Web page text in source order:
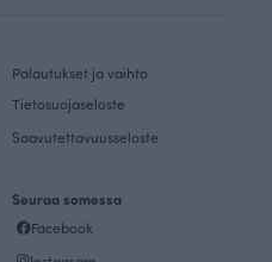
Palautukset ja vaihto
Tietosuojaseloste
Saavutettavuusseloste
Seuraa somessa
Facebook